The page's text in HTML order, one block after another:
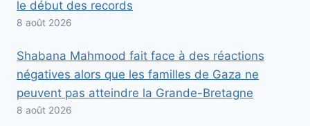
le début des records
8 août 2026
Shabana Mahmood fait face à des réactions
négatives alors que les familles de Gaza ne
peuvent pas atteindre la Grande-Bretagne
8 août 2026